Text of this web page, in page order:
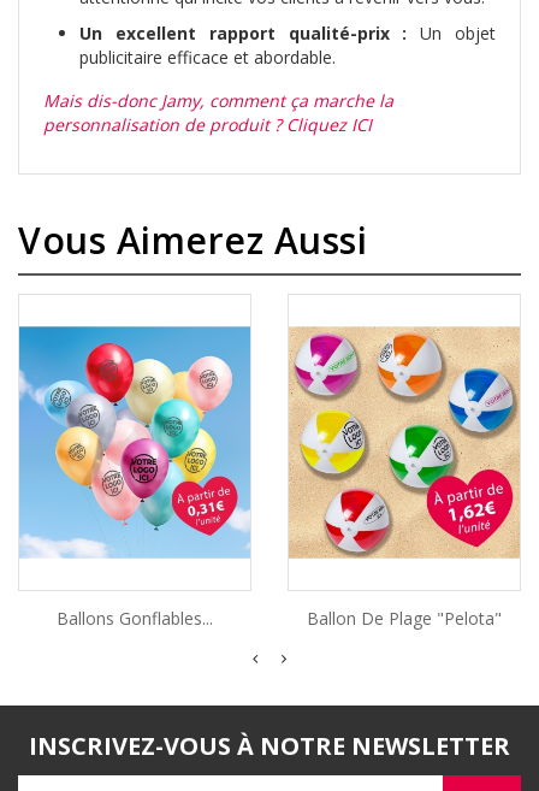
Un excellent rapport qualité-prix : Un objet
publicitaire efficace et abordable.
Mais dis-donc Jamy, comment ça marche la
personnalisation de produit ? Cliquez ICI
Vous Aimerez Aussi
Ballons Gonflables... Ballon De Plage "Pelota"
INSCRIVEZ-VOUS À NOTRE NEWSLETTER